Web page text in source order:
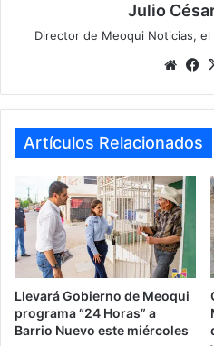
Julio
Director de Meoqui Noticias,
We
te
ok
Artículos Relacionados
Llevará Gobierno de Meoqui
programa “24 Horas” a
Barrio Nuevo este miércoles